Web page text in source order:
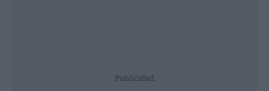
Publicidad